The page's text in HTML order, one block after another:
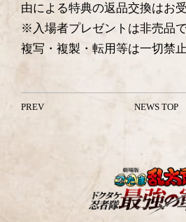
由による特典の返品交換はお
※入場者プレゼントは非売品
複写・複製・転用等は一切禁
PREV NEWS TOP